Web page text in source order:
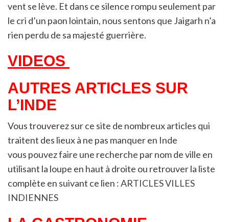
vent se lève. Et dans ce silence rompu seulement par
le cri d’un paon lointain, nous sentons que Jaigarh n’a
rien perdu de sa majesté guerrière.
VIDEOS
AUTRES ARTICLES SUR
L’INDE
Vous trouverez sur ce site de nombreux articles qui
traitent des lieux à ne pas manquer en Inde
vous pouvez faire une recherche par nom de ville en
utilisant la loupe en haut à droite ou retrouver la liste
complète en suivant ce lien :ARTICLES VILLES
INDIENNES